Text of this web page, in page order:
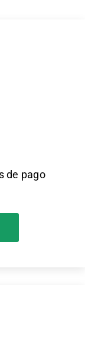
de pago